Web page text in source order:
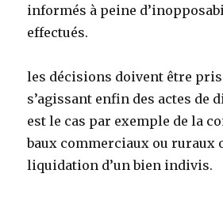
informés à peine
effectués.
les décisions doivent être
s’agissant enfin des actes de
est le cas par exemple de la
baux commerciaux ou ruraux
liquidation d’un bien indivis.